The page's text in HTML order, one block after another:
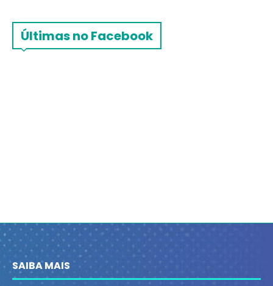
Últimas no Facebook
SAIBA MAIS